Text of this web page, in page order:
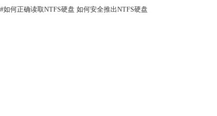
#如何正确读取NTFS硬盘 如何安全推出NTFS硬盘